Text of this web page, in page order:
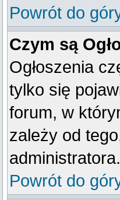
Powrót do
Czym są
Ogłoszenia
tylko się
forum, w
zależy od
administratora.
Powrót do